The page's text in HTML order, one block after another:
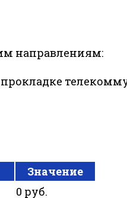
направлениям:
прокладке
Значение
0 руб.